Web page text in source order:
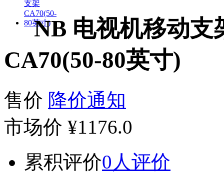
NB 电视机移动支
CA70(50-80英寸)
售价 降价通知
市场价 ¥1176.0
累积评价0人评价